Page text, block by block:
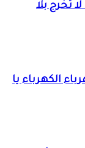
تخرج بلا
الكهرباء يا